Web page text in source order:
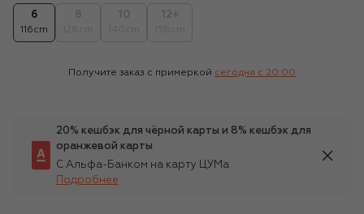
6
116cm
Получите заказ с примеркой сегодня c 20:00
20% кешбэк для чёрной карты и 8% кешбэк для
оранжевой карты
С Альфа-Банком на карту ЦУМа
Подробнее